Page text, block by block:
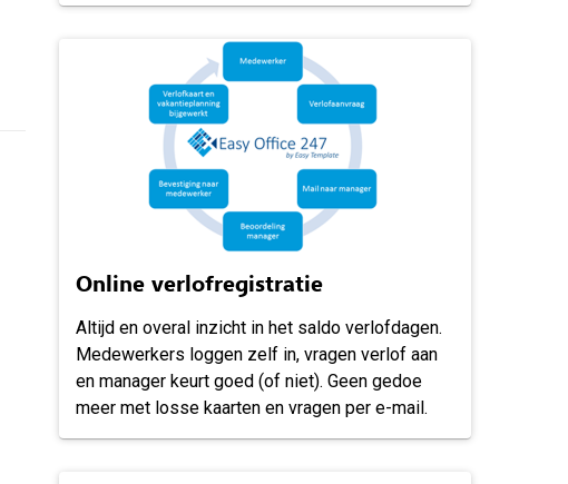
Online verlofregistratie
Altijd en overal inzicht in het saldo verlofdagen.
Medewerkers loggen zelf in, vragen verlof aan
en manager keurt goed (of niet). Geen gedoe
meer met losse kaarten en vragen per e-mail.